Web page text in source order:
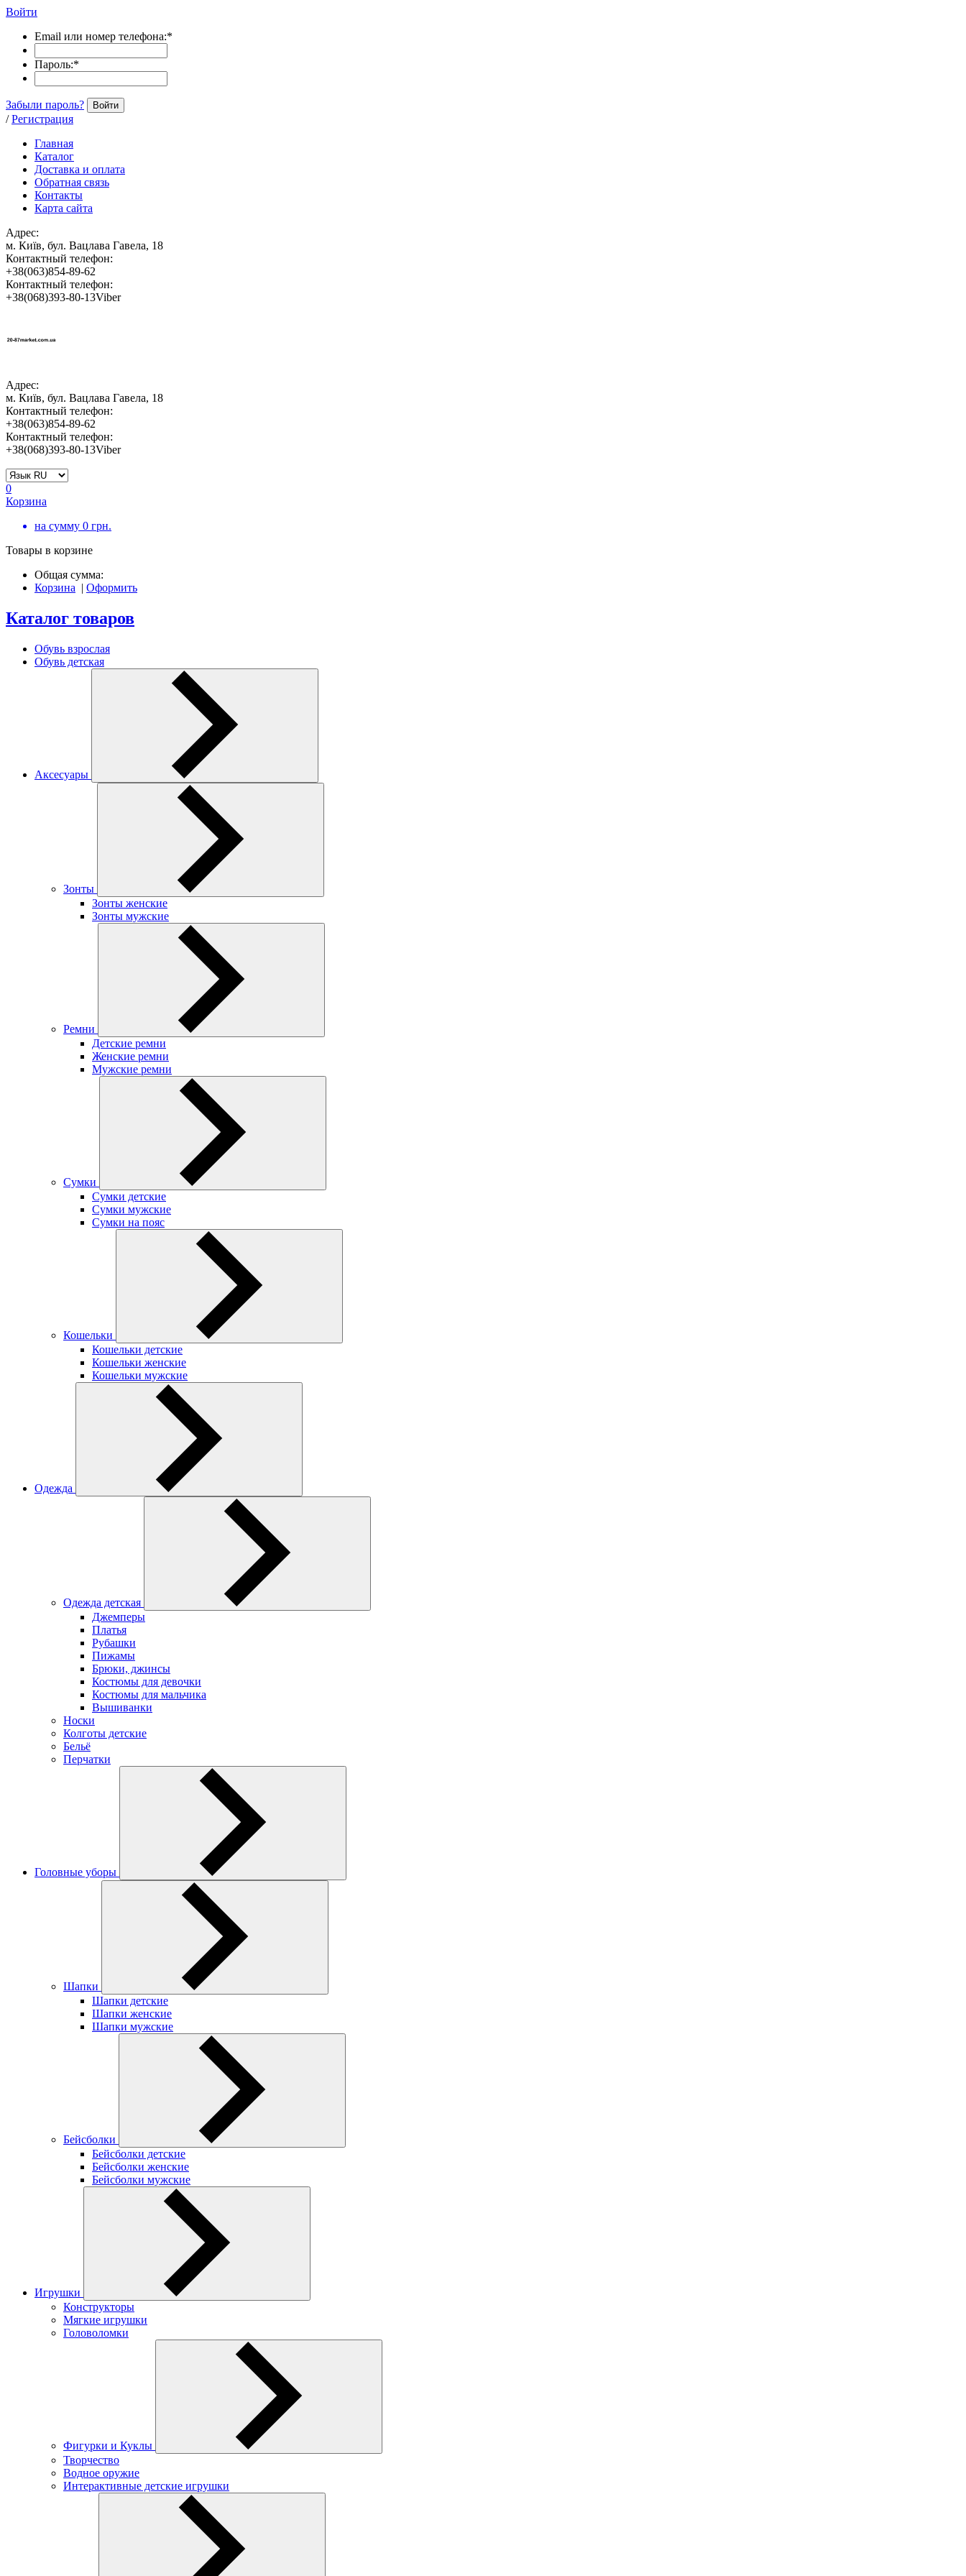
Войти
Email или номер телефона:*
Пароль:*
Забыли пароль? Войти
/ Регистрация
Главная
Каталог
Доставка и оплата
Обратная связь
Контакты
Карта сайта
Адрес:
м. Київ, бул. Вацлава Гавела, 18
Контактный телефон:
+38(063)854-89-62
Контактный телефон:
+38(068)393-80-13Viber
Адрес:
м. Київ, бул. Вацлава Гавела, 18
Контактный телефон:
+38(063)854-89-62
Контактный телефон:
+38(068)393-80-13Viber
0
Корзина
на сумму 0 грн.
Товары в корзине
Общая сумма:
Корзина | Оформить
Каталог товаров
Обувь взрослая
Обувь детская
Аксесуары
Зонты
Зонты женские
Зонты мужские
Ремни
Детские ремни
Женские ремни
Мужские ремни
Сумки
Сумки детские
Сумки мужские
Сумки на пояс
Кошельки
Кошельки детские
Кошельки женские
Кошельки мужские
Одежда
Одежда детская
Джемперы
Платья
Рубашки
Пижамы
Брюки, джинсы
Костюмы для девочки
Костюмы для мальчика
Вышиванки
Носки
Колготы детские
Бельё
Перчатки
Головные уборы
Шапки
Шапки детские
Шапки женские
Шапки мужские
Бейсболки
Бейсболки детские
Бейсболки женские
Бейсболки мужские
Игрушки
Конструкторы
Мягкие игрушки
Головоломки
Фигурки и Куклы
Творчество
Водное оружие
Интерактивные детские игрушки